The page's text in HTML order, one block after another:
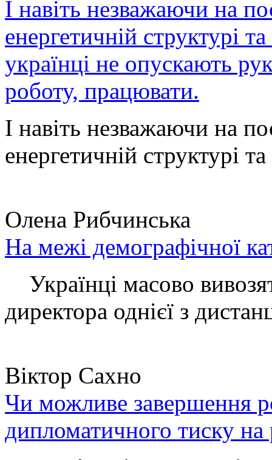
І навіть незважаючи на
енергетичній структурі
українці не опускають
роботу, працювати.
І навіть незважаючи на
енергетичній структурі
Олена Рибчинська
На межі демографічної
Українці масово
директора однієї з
Віктор Сахно
Чи можливе завершення
дипломатичного тиску